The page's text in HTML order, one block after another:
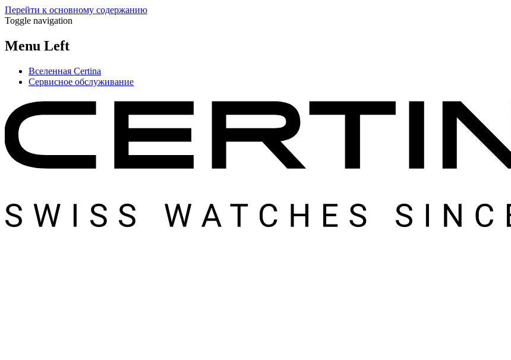
Перейти к основному содержанию
Toggle navigation
Menu Left
Вселенная Certina
Сервисное обслуживание